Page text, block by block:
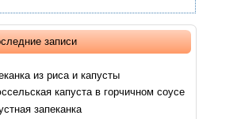
записи
из риса и капусты
капуста в горчичном соусе
запеканка